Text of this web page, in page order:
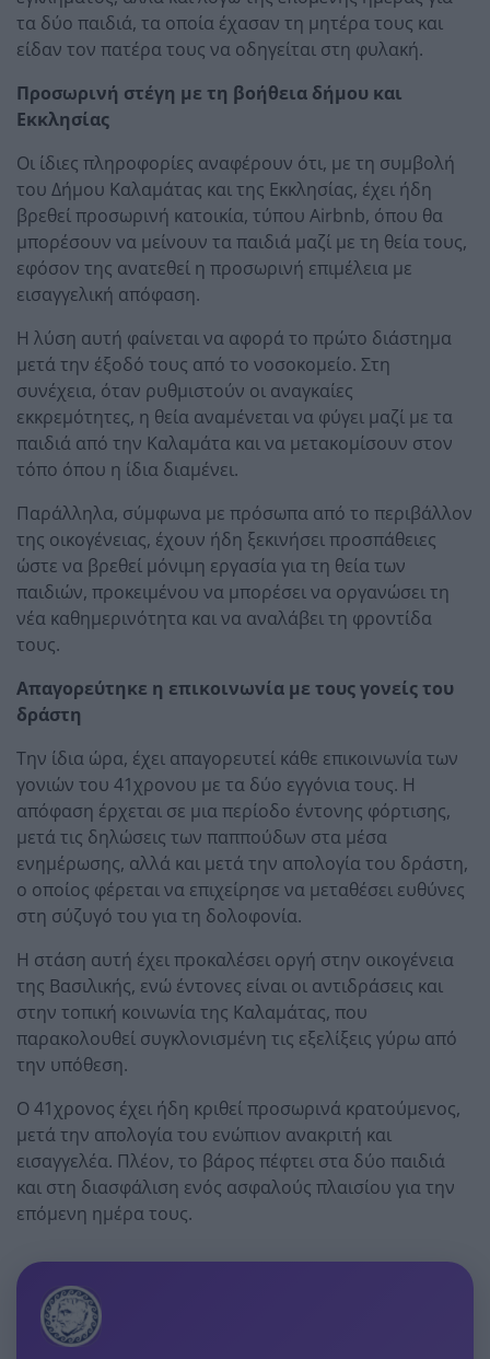
τα δύο παιδιά, τα οποία έχασαν τη μητέρα τους και
είδαν τον πατέρα τους να οδηγείται στη φυλακή.
Προσωρινή στέγη με τη βοήθεια δήμου και
Εκκλησίας
Οι ίδιες πληροφορίες αναφέρουν ότι, με τη συμβολή
του Δήμου Καλαμάτας και της Εκκλησίας, έχει ήδη
βρεθεί προσωρινή κατοικία, τύπου Airbnb, όπου θα
μπορέσουν να μείνουν τα παιδιά μαζί με τη θεία τους,
εφόσον της ανατεθεί η προσωρινή επιμέλεια με
εισαγγελική απόφαση.
Η λύση αυτή φαίνεται να αφορά το πρώτο διάστημα
μετά την έξοδό τους από το νοσοκομείο. Στη
συνέχεια, όταν ρυθμιστούν οι αναγκαίες
εκκρεμότητες, η θεία αναμένεται να φύγει μαζί με τα
παιδιά από την Καλαμάτα και να μετακομίσουν στον
τόπο όπου η ίδια διαμένει.
Παράλληλα, σύμφωνα με πρόσωπα από το περιβάλλον
της οικογένειας, έχουν ήδη ξεκινήσει προσπάθειες
ώστε να βρεθεί μόνιμη εργασία για τη θεία των
παιδιών, προκειμένου να μπορέσει να οργανώσει τη
νέα καθημερινότητα και να αναλάβει τη φροντίδα
τους.
Απαγορεύτηκε η επικοινωνία με τους γονείς του
δράστη
Την ίδια ώρα, έχει απαγορευτεί κάθε επικοινωνία των
γονιών του 41χρονου με τα δύο εγγόνια τους. Η
απόφαση έρχεται σε μια περίοδο έντονης φόρτισης,
μετά τις δηλώσεις των παππούδων στα μέσα
ενημέρωσης, αλλά και μετά την απολογία του δράστη,
ο οποίος φέρεται να επιχείρησε να μεταθέσει ευθύνες
στη σύζυγό του για τη δολοφονία.
Η στάση αυτή έχει προκαλέσει οργή στην οικογένεια
της Βασιλικής, ενώ έντονες είναι οι αντιδράσεις και
στην τοπική κοινωνία της Καλαμάτας, που
παρακολουθεί συγκλονισμένη τις εξελίξεις γύρω από
την υπόθεση.
Ο 41χρονος έχει ήδη κριθεί προσωρινά κρατούμενος,
μετά την απολογία του ενώπιον ανακριτή και
εισαγγελέα. Πλέον, το βάρος πέφτει στα δύο παιδιά
και στη διασφάλιση ενός ασφαλούς πλαισίου για την
επόμενη ημέρα τους.